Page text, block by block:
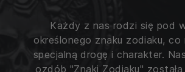
Każdy z nas rodzi się pod
określonego znaku zodiaku, co
specjalną drogę i charakter.
ozdób "Znaki Zodiaku"